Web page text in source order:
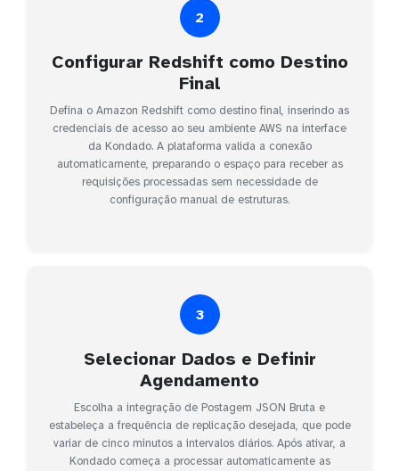
2
Configurar Redshift como Destino
Final
Defina o Amazon Redshift como destino final, inserindo as
credenciais de acesso ao seu ambiente AWS na interface
da Kondado. A plataforma valida a conexão
automaticamente, preparando o espaço para receber as
requisições processadas sem necessidade de
configuração manual de estruturas.
3
Selecionar Dados e Definir
Agendamento
Escolha a integração de Postagem JSON Bruta e
estabeleça a frequência de replicação desejada, que pode
variar de cinco minutos a intervalos diários. Após ativar, a
Kondado começa a processar automaticamente as